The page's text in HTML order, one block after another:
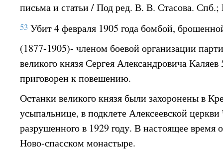
письма и статьи / Под ред. В. В. Стасова.
53 Убит 4 февраля 1905 года бомбой,
(1877-1905)- членом боевой организации
великого князя Сергея Александровича
приговорен к повешению.
Останки великого князя были захоронены в
усыпальнице, в подклете Алексеевской
разрушенного в 1929 году. В настоящее время
Ново-спасском монастыре.